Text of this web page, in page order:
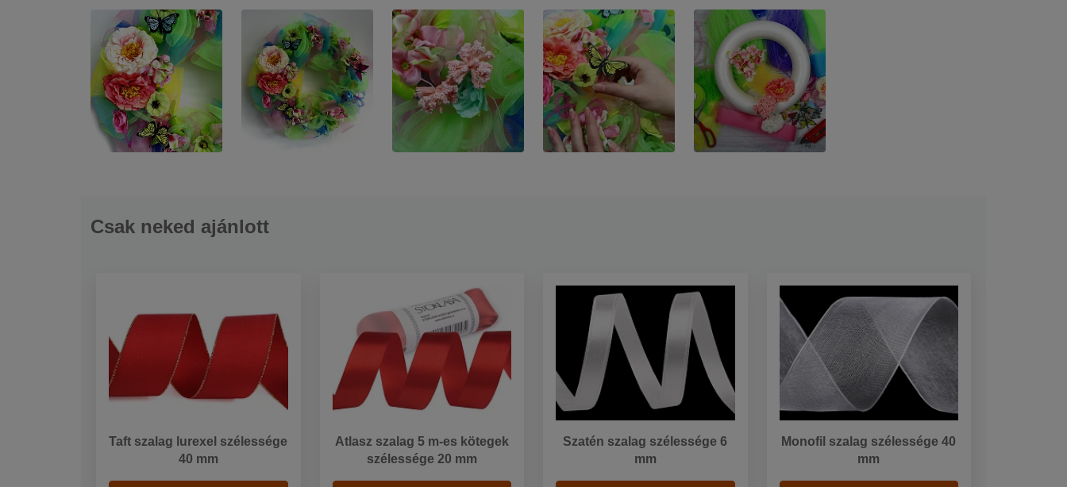
Csak neked ajánlott
Taft szalag lurexel szélessége
40 mm
Atlasz szalag 5 m-es kötegek
szélessége 20 mm
Szatén szalag szélessége 6
mm
Monofil szalag szélessége 40
mm